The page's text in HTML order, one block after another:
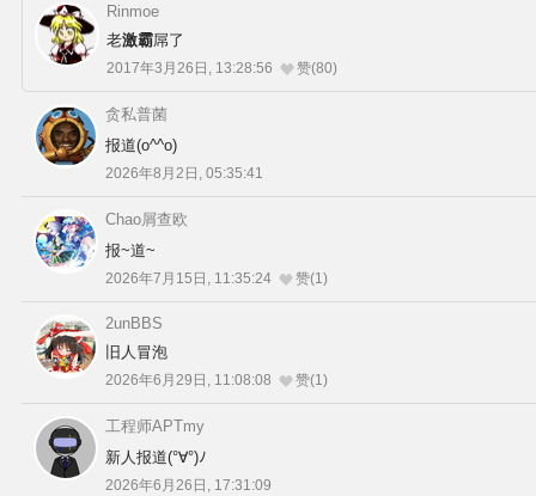
Rinmoe
老激霸屌了
2017年3月26日, 13:28:56 赞(80)
贪私普菌
报道(o^^o)
2026年8月2日, 05:35:41
Chao屑查欧
报~道~
2026年7月15日, 11:35:24 赞(1)
2unBBS
旧人冒泡
2026年6月29日, 11:08:08 赞(1)
工程师APTmy
新人报道(°∀°)ﾉ
2026年6月26日, 17:31:09
其他相关项目
二次创作与活动
展会及活动导航
展会作品列表
商业二次创作
同人二次创作
同人社团列表
同人志分类